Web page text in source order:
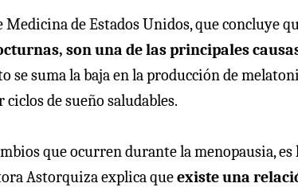
de Estados Unidos, que concluye
son una de las principales
se suma la baja en la producción de
de sueño saludables.
que ocurren durante la menopausia, es
Astorquiza explica queexiste una